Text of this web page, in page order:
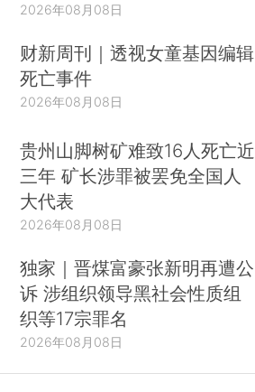
2026年08月08日
财新周刊｜透视女童基因编辑
死亡事件
2026年08月08日
贵州山脚树矿难致16人死亡近
三年 矿长涉罪被罢免全国人
大代表
2026年08月08日
独家｜晋煤富豪张新明再遭公
诉 涉组织领导黑社会性质组
织等17宗罪名
2026年08月08日